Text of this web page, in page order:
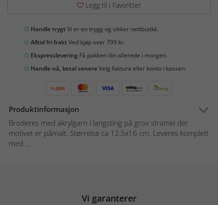
Legg til i Favoritter
Handle trygtVi er en trygg og sikker nettbutikk.
Alltid fri fraktVed kjøp over 799 kr.
Ekspresslevering Få pakken din allerede i morgen.
Handle nå, betal senereVelg faktura eller konto i kassen.
Produktinformasjon
Broderes med akrylgarn i langsting på grov stramei der
motivet er påmalt. Størrelse ca 12,5x16 cm. Leveres komplett
med ...
Vi garanterer